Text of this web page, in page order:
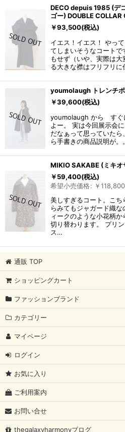
DECO depuis 1985 (デ
ゴー) DOUBLE COLLAR
￥93,500(税込)
イエス！イエス！ やっ
てしまいそうなコートで
もせず（いや、実際は
る大きな襟はフリフリ
youmolaugh トレンチ
￥39,600(税込)
youmolaugh から すぐ
よー。 実は今回展示会
だなぁって思っていた
ら手書きの商品説明が
MIKIO SAKABE (ミキ
￥59,400(税込)
希望小売価格: ￥118,800
美しすぎるコート。こ
らみてもジャガード織
ィークのような小花柄
切り替わります。 プリ
ス…
通販 TOP
ショッピングカート
ファッションブランド
カテゴリー
マイページ
ログイン
お気に入り
ご利用案内
お問い合せ
thegalaxyharmonyブログ